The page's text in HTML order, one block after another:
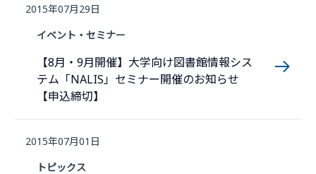
2015年07月29日
イベント・セミナー
【8月・9月開催】大学向け図書館情報シス
テム「NALIS」セミナー開催のお知らせ
【申込締切】
2015年07月01日
トピックス